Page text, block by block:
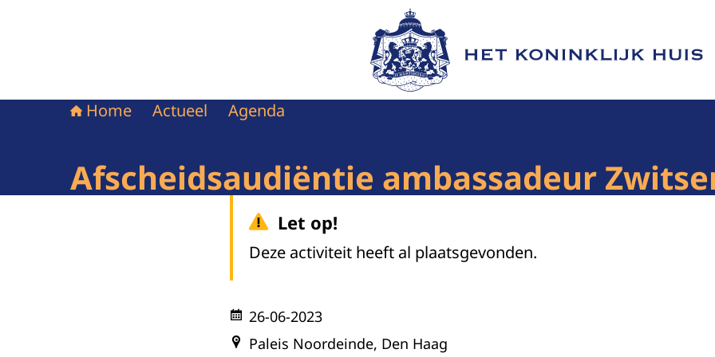
Naar de homepage van Het Koninklijk Huis
Home Actueel Agenda
Afscheidsaudiëntie ambassadeur
Let op!
Deze activiteit heeft al plaatsgevonden.
26-06-2023
Paleis Noordeinde, Den Haag